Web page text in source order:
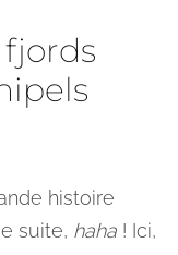
histoire
suite, haha ! Ici,